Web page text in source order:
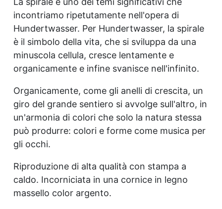
incontriamo ripetutamente nell'opera di
Hundertwasser. Per Hundertwasser, la spirale
è il simbolo della vita, che si sviluppa da una
minuscola cellula, cresce lentamente e
organicamente e infine svanisce nell'infinito.
Organicamente, come gli anelli di crescita, un
giro del grande sentiero si avvolge sull'altro, in
un'armonia di colori che solo la natura stessa
può produrre: colori e forme come musica per
gli occhi.
Riproduzione di alta qualità con stampa a
caldo. Incorniciata in una cornice in legno
massello color argento.